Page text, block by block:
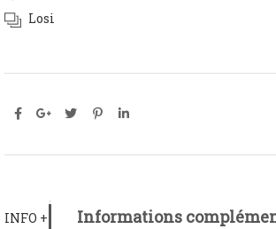
Losi
INFO + Informations